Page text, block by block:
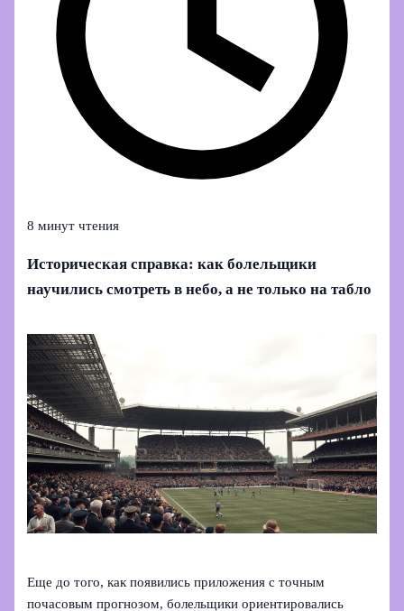
8 минут чтения
Историческая справка: как болельщики
научились смотреть в небо, а не только на табло
Еще до того, как появились приложения с точным
почасовым прогнозом, болельщики ориентировались